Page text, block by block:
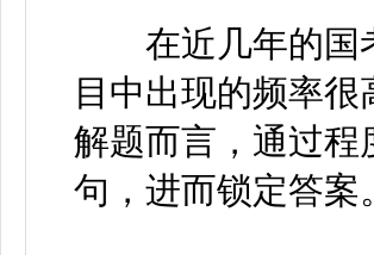
在近几年的国考
目中出现的频率
解题而言，通过程
句，进而锁定答案